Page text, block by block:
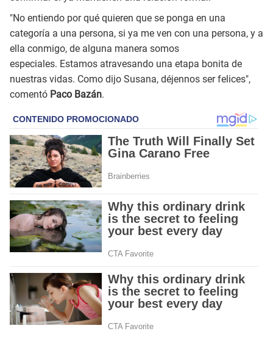
"No entiendo por qué quieren que se ponga en una
categoría a una persona, si ya me ven con una persona, y a
ella conmigo, de alguna manera somos
especiales. Estamos atravesando una etapa bonita de
nuestras vidas. Como dijo Susana, déjennos ser felices",
comentó Paco Bazán.